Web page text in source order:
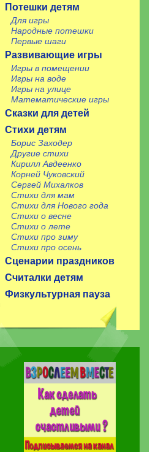
Потешки детям
Для игры
Народные потешки
Первые шаги
Развивающие игры
Игры в помещении
Игры на воде
Игры на улице
Математические игры
Сказки для детей
Стихи детям
Борис Заходер
Другие стихи
Кирилл Авдеенко
Корней Чуковский
Сергей Михалков
Стихи для мам
Стихи для Нового года
Стихи о весне
Стихи о лете
Стихи про зиму
Стихи про осень
Сценарии праздников
Считалки детям
Физкультурная пауза